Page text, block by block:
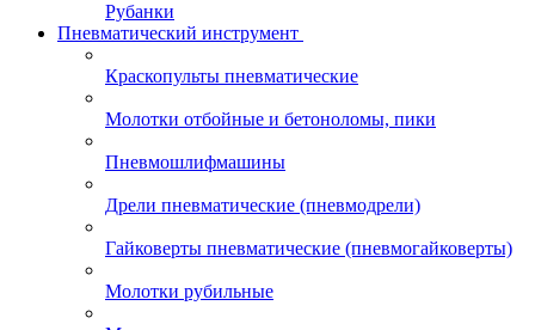
Рубанки
Пневматический инструмент
Краскопульты пневматические
Молотки отбойные и бетоноломы, пики
Пневмошлифмашины
Дрели пневматические (пневмодрели)
Гайковерты пневматические (пневмогайковерты)
Молотки рубильные